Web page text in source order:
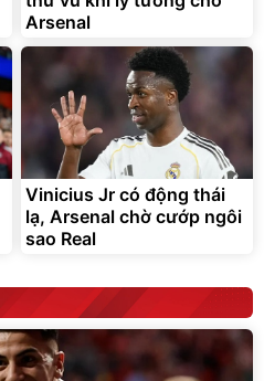
Arsenal
Vinicius Jr có động thái
lạ, Arsenal chờ cướp ngôi
sao Real